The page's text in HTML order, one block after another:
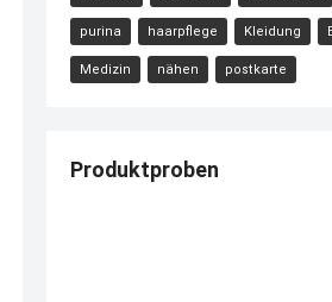
purina haarpflege Kleidung
Medizin nähen postkarte
Produktproben